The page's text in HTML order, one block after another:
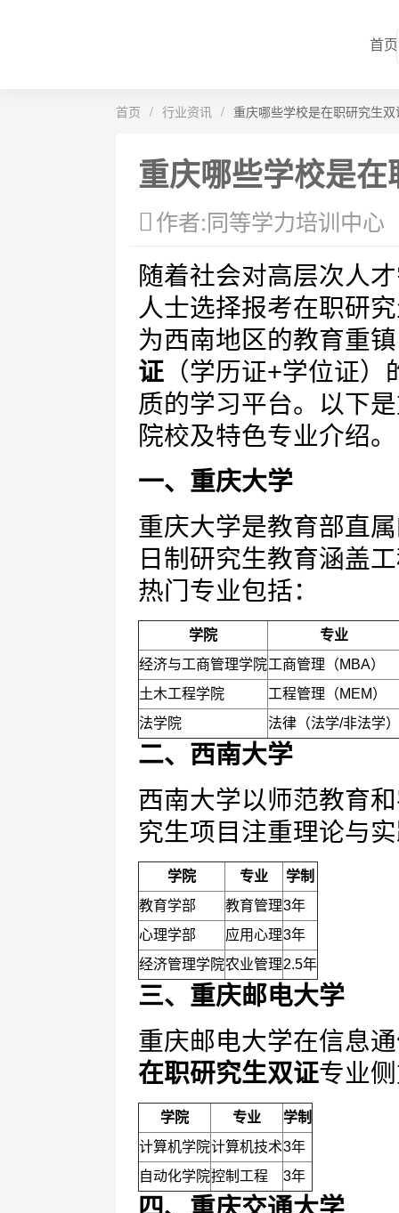
首页
首页 / 行业资讯 / 重庆哪些学校是在职研究生双
重庆哪些学校是
作者:同等学力培训中心
随着社会对高层次人
人士选择报考在职研
为西南地区的教育重
证 （学历证+学位证
质的学习平台。以下
院校及特色专业介绍。
一、重庆大学
重庆大学是教育部直
日制研究生教育涵盖
热门专业包括：
学院
专业
经济与工商管理学院工商管理（MBA）
土木工程学院
工程管理（MEM）
法学院
法律（法学/非法学）
二、西南大学
西南大学以师范教育
究生项目注重理论与
学院 专业
学制
教育学部
教育管理3年
心理学部
应用心理3年
经济管理学院农业管理2.5年
三、重庆邮电大学
重庆邮电大学在信息
在职研究生双证专业
学院 专业
学制
计算机学院计算机技术3年
自动化学院控制工程 3年